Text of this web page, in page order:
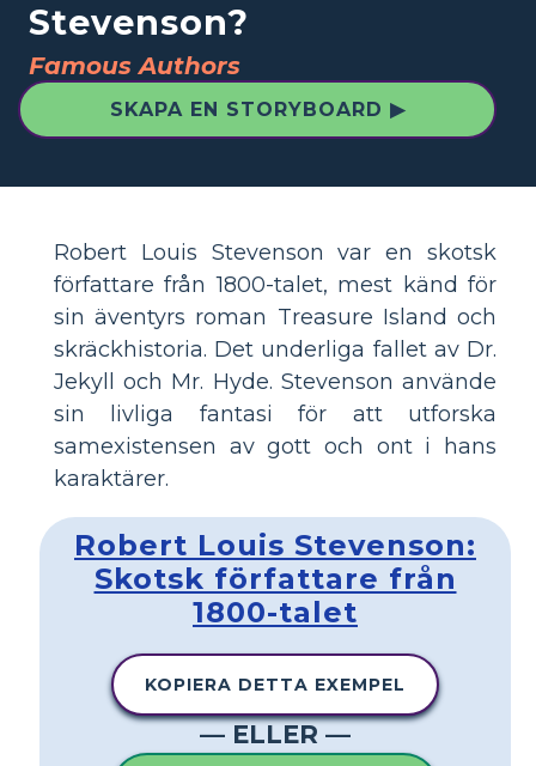
Stevenson?
Famous Authors
SKAPA EN STORYBOARD ▶
Robert Louis Stevenson var en skotsk
författare från 1800-talet, mest känd för
sin äventyrs roman Treasure Island och
skräckhistoria. Det underliga fallet av Dr.
Jekyll och Mr. Hyde. Stevenson använde
sin livliga fantasi för att utforska
samexistensen av gott och ont i hans
karaktärer.
Robert Louis Stevenson:
Skotsk författare från
1800-talet
KOPIERA DETTA EXEMPEL
— ELLER —